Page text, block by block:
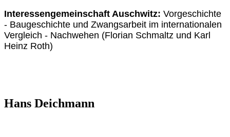
Interessengemeinschaft Auschwitz: Vorgeschichte
- Baugeschichte und Zwangsarbeit im internationalen
Vergleich - Nachwehen (Florian Schmaltz und Karl
Heinz Roth)
Hans Deichmann